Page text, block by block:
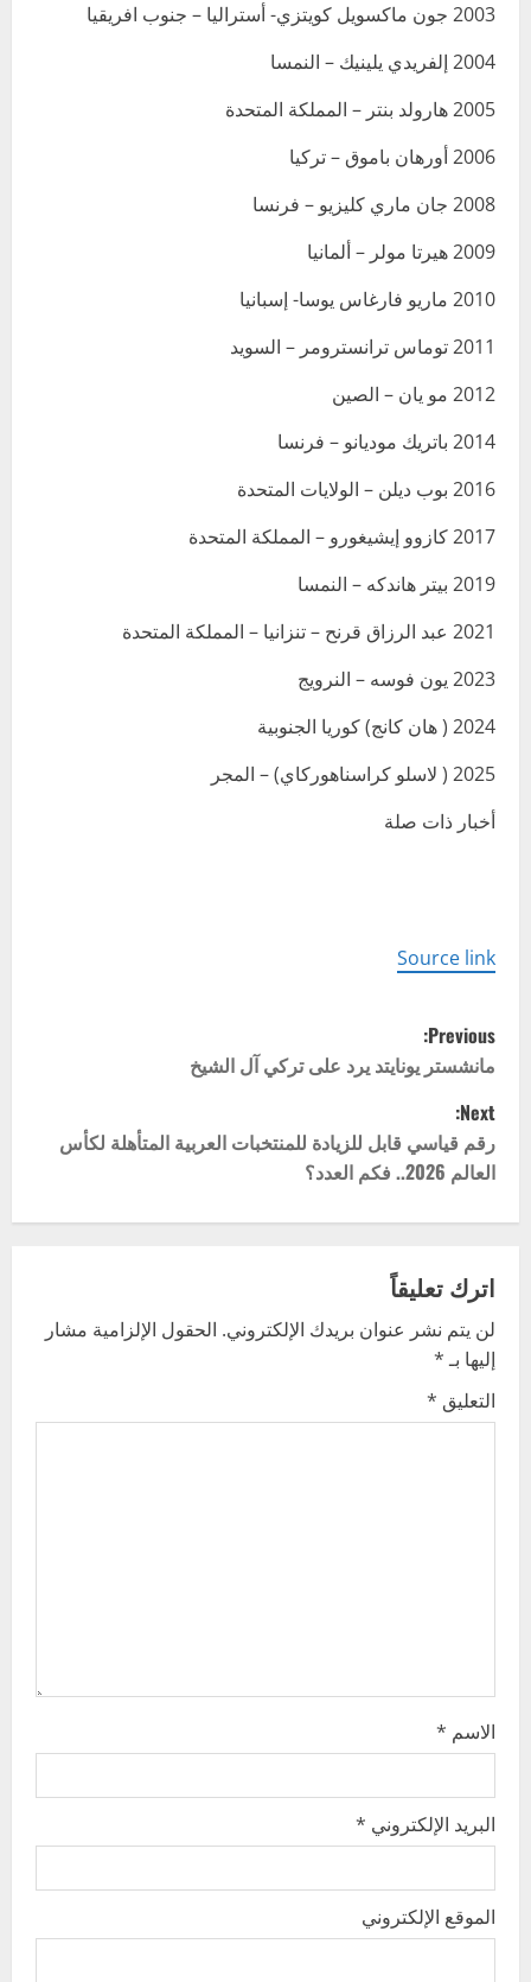
2003 جون ماكسويل كويتزي- أستراليا – جنوب افريقيا
2004 إلفريدي يلينيك – النمسا
2005 هارولد بنتر – المملكة المتحدة
2006 أورهان باموق – تركيا
2008 جان ماري كليزيو – فرنسا
2009 هيرتا مولر – ألمانيا
2010 ماريو فارغاس يوسا- إسبانيا
2011 توماس ترانسترومر – السويد
2012 مو يان – الصين
2014 باتريك موديانو – فرنسا
2016 بوب ديلن – الولايات المتحدة
2017 كازوو إيشيغورو – المملكة المتحدة
2019 بيتر هاندكه – النمسا
2021 عبد الرزاق قرنح – تنزانيا – المملكة المتحدة
2023 يون فوسه – النرويج
2024 ( هان كانج) كوريا الجنوبية
2025 ( لاسلو كراسناهوركاي) – المجر
أخبار ذات صلة
Source link
P
o
s
t
n
a
v
i
g
Previous:
مانشستر يونايتد يرد على تركي آل الشيخ
Next:
رقم قياسي قابل للزيادة للمنتخبات العربية المتأهلة لكأس
العالم 2026.. فكم العدد؟
اترك تعليقاً
لن يتم نشر عنوان بريدك الإلكتروني. الحقول الإلزامية مشار
إليها بـ*
التعليق *
الاسم *
البريد الإلكتروني *
الموقع الإلكتروني